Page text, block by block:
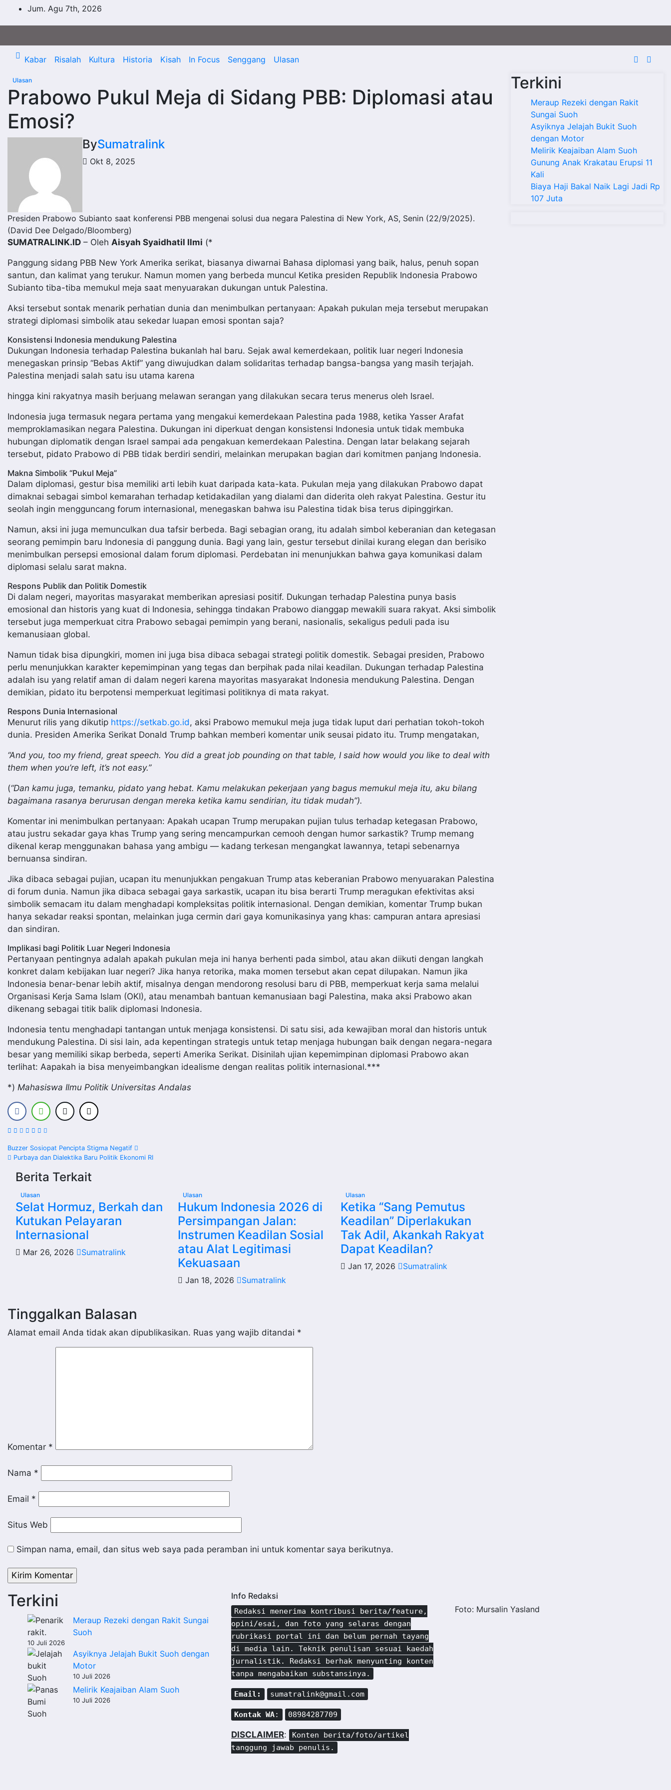
Jum. Agu 7th, 2026
Kabar Risalah Kultura Historia Kisah In Focus Senggang Ulasan
Ulasan
Prabowo Pukul Meja di Sidang PBB: Diplomasi atau
Emosi?
BySumatralink
Okt 8, 2025
Presiden Prabowo Subianto saat konferensi PBB mengenai solusi dua negara Palestina di New York, AS, Senin (22/9/2025).
(David Dee Delgado/Bloomberg)
SUMATRALINK.ID – Oleh Aisyah Syaidhatil Ilmi (*
Panggung sidang PBB New York Amerika serikat, biasanya diwarnai Bahasa diplomasi yang baik, halus, penuh sopan
santun, dan kalimat yang terukur. Namun momen yang berbeda muncul Ketika presiden Republik Indonesia Prabowo
Subianto tiba-tiba memukul meja saat menyuarakan dukungan untuk Palestina.
Aksi tersebut sontak menarik perhatian dunia dan menimbulkan pertanyaan: Apakah pukulan meja tersebut merupakan
strategi diplomasi simbolik atau sekedar luapan emosi spontan saja?
Konsistensi Indonesia mendukung Palestina
Dukungan Indonesia terhadap Palestina bukanlah hal baru. Sejak awal kemerdekaan, politik luar negeri Indonesia
menegaskan prinsip “Bebas Aktif” yang diwujudkan dalam solidaritas terhadap bangsa-bangsa yang masih terjajah.
Palestina menjadi salah satu isu utama karena
hingga kini rakyatnya masih berjuang melawan serangan yang dilakukan secara terus menerus oleh Israel.
Indonesia juga termasuk negara pertama yang mengakui kemerdekaan Palestina pada 1988, ketika Yasser Arafat
memproklamasikan negara Palestina. Dukungan ini diperkuat dengan konsistensi Indonesia untuk tidak membuka
hubungan diplomatik dengan Israel sampai ada pengakuan kemerdekaan Palestina. Dengan latar belakang sejarah
tersebut, pidato Prabowo di PBB tidak berdiri sendiri, melainkan merupakan bagian dari komitmen panjang Indonesia.
Makna Simbolik “Pukul Meja”
Dalam diplomasi, gestur bisa memiliki arti lebih kuat daripada kata-kata. Pukulan meja yang dilakukan Prabowo dapat
dimaknai sebagai simbol kemarahan terhadap ketidakadilan yang dialami dan diderita oleh rakyat Palestina. Gestur itu
seolah ingin mengguncang forum internasional, menegaskan bahwa isu Palestina tidak bisa terus dipinggirkan.
Namun, aksi ini juga memunculkan dua tafsir berbeda. Bagi sebagian orang, itu adalah simbol keberanian dan ketegasan
seorang pemimpin baru Indonesia di panggung dunia. Bagi yang lain, gestur tersebut dinilai kurang elegan dan berisiko
menimbulkan persepsi emosional dalam forum diplomasi. Perdebatan ini menunjukkan bahwa gaya komunikasi dalam
diplomasi selalu sarat makna.
Respons Publik dan Politik Domestik
Di dalam negeri, mayoritas masyarakat memberikan apresiasi positif. Dukungan terhadap Palestina punya basis
emosional dan historis yang kuat di Indonesia, sehingga tindakan Prabowo dianggap mewakili suara rakyat. Aksi simbolik
tersebut juga memperkuat citra Prabowo sebagai pemimpin yang berani, nasionalis, sekaligus peduli pada isu
kemanusiaan global.
Namun tidak bisa dipungkiri, momen ini juga bisa dibaca sebagai strategi politik domestik. Sebagai presiden, Prabowo
perlu menunjukkan karakter kepemimpinan yang tegas dan berpihak pada nilai keadilan. Dukungan terhadap Palestina
adalah isu yang relatif aman di dalam negeri karena mayoritas masyarakat Indonesia mendukung Palestina. Dengan
demikian, pidato itu berpotensi memperkuat legitimasi politiknya di mata rakyat.
Respons Dunia Internasional
Menurut rilis yang dikutip https://setkab.go.id, aksi Prabowo memukul meja juga tidak luput dari perhatian tokoh-tokoh
dunia. Presiden Amerika Serikat Donald Trump bahkan memberi komentar unik seusai pidato itu. Trump mengatakan,
“And you, too my friend, great speech. You did a great job pounding on that table, I said how would you like to deal with
them when you’re left, it’s not easy.”
(“Dan kamu juga, temanku, pidato yang hebat. Kamu melakukan pekerjaan yang bagus memukul meja itu, aku bilang
bagaimana rasanya berurusan dengan mereka ketika kamu sendirian, itu tidak mudah”).
Komentar ini menimbulkan pertanyaan: Apakah ucapan Trump merupakan pujian tulus terhadap ketegasan Prabowo,
atau justru sekadar gaya khas Trump yang sering mencampurkan cemooh dengan humor sarkastik? Trump memang
dikenal kerap menggunakan bahasa yang ambigu — kadang terkesan mengangkat lawannya, tetapi sebenarnya
bernuansa sindiran.
Jika dibaca sebagai pujian, ucapan itu menunjukkan pengakuan Trump atas keberanian Prabowo menyuarakan Palestina
di forum dunia. Namun jika dibaca sebagai gaya sarkastik, ucapan itu bisa berarti Trump meragukan efektivitas aksi
simbolik semacam itu dalam menghadapi kompleksitas politik internasional. Dengan demikian, komentar Trump bukan
hanya sekadar reaksi spontan, melainkan juga cermin dari gaya komunikasinya yang khas: campuran antara apresiasi
dan sindiran.
Implikasi bagi Politik Luar Negeri Indonesia
Pertanyaan pentingnya adalah apakah pukulan meja ini hanya berhenti pada simbol, atau akan diikuti dengan langkah
konkret dalam kebijakan luar negeri? Jika hanya retorika, maka momen tersebut akan cepat dilupakan. Namun jika
Indonesia benar-benar lebih aktif, misalnya dengan mendorong resolusi baru di PBB, memperkuat kerja sama melalui
Organisasi Kerja Sama Islam (OKI), atau menambah bantuan kemanusiaan bagi Palestina, maka aksi Prabowo akan
dikenang sebagai titik balik diplomasi Indonesia.
Indonesia tentu menghadapi tantangan untuk menjaga konsistensi. Di satu sisi, ada kewajiban moral dan historis untuk
mendukung Palestina. Di sisi lain, ada kepentingan strategis untuk tetap menjaga hubungan baik dengan negara-negara
besar yang memiliki sikap berbeda, seperti Amerika Serikat. Disinilah ujian kepemimpinan diplomasi Prabowo akan
terlihat: Aapakah ia bisa menyeimbangkan idealisme dengan realitas politik internasional.***
*) Mahasiswa Ilmu Politik Universitas Andalas
Navigasi
pos
Buzzer Sosiopat Pencipta Stigma Negatif
Purbaya dan Dialektika Baru Politik Ekonomi RI
Berita Terkait
Ulasan
Selat Hormuz, Berkah dan
Kutukan Pelayaran
Internasional
Mar 26, 2026 Sumatralink
Ulasan
Hukum Indonesia 2026 di
Persimpangan Jalan:
Instrumen Keadilan Sosial
atau Alat Legitimasi
Kekuasaan
Jan 18, 2026 Sumatralink
Ulasan
Ketika “Sang Pemutus
Keadilan” Diperlakukan
Tak Adil, Akankah Rakyat
Dapat Keadilan?
Jan 17, 2026 Sumatralink
Tinggalkan Balasan
Alamat email Anda tidak akan dipublikasikan. Ruas yang wajib ditandai *
Komentar *
Nama *
Email *
Situs Web
Simpan nama, email, dan situs web saya pada peramban ini untuk komentar saya berikutnya.
Terkini
Meraup Rezeki dengan Rakit
Sungai Suoh
Asyiknya Jelajah Bukit Suoh
dengan Motor
Melirik Keajaiban Alam Suoh
Gunung Anak Krakatau Erupsi 11
Kali
Biaya Haji Bakal Naik Lagi Jadi Rp
107 Juta
Terkini
Meraup Rezeki dengan Rakit Sungai
Suoh
10 Juli 2026
Asyiknya Jelajah Bukit Suoh dengan
Motor
10 Juli 2026
Melirik Keajaiban Alam Suoh
10 Juli 2026
Info Redaksi
Redaksi menerima kontribusi berita/feature,
opini/esai, dan foto yang selaras dengan
rubrikasi portal ini dan belum pernah tayang
di media lain. Teknik penulisan sesuai kaedah
jurnalistik. Redaksi berhak menyunting konten
tanpa mengabaikan substansinya.
Email: sumatralink@gmail.com
Kontak WA: 08984287709
DISCLAIMER:
Konten berita/foto/artikel
tanggung jawab penulis.
Foto: Mursalin Yasland